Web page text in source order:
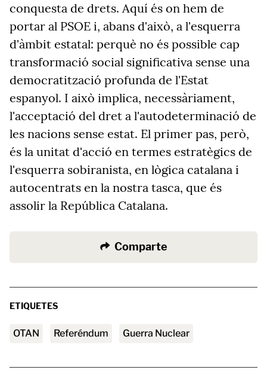
conquesta de drets. Aquí és on hem de
portar al PSOE i, abans d'això, a l'esquerra
d'àmbit estatal: perquè no és possible cap
transformació social significativa sense una
democratització profunda de l'Estat
espanyol. I això implica, necessàriament,
l'acceptació del dret a l'autodeterminació de
les nacions sense estat. El primer pas, però,
és la unitat d'acció en termes estratègics de
l'esquerra sobiranista, en lògica catalana i
autocentrats en la nostra tasca, que és
assolir la República Catalana.
Comparte
ETIQUETES
OTAN referéndum Guerra Nuclear